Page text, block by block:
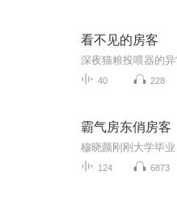
看不见的房客
40 228
霸气房东俏房客
124 6873